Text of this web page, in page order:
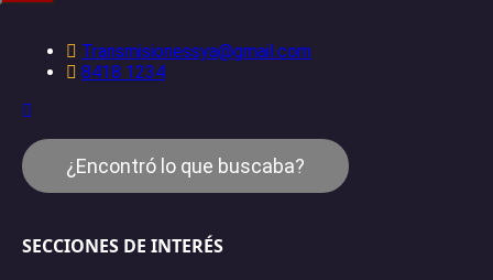
Transmisionessya@gmail.com
8418 1234
¿Encontró lo que buscaba?
SECCIONES DE INTERÉS